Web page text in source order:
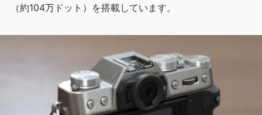
（約104万ドット）を搭載しています。